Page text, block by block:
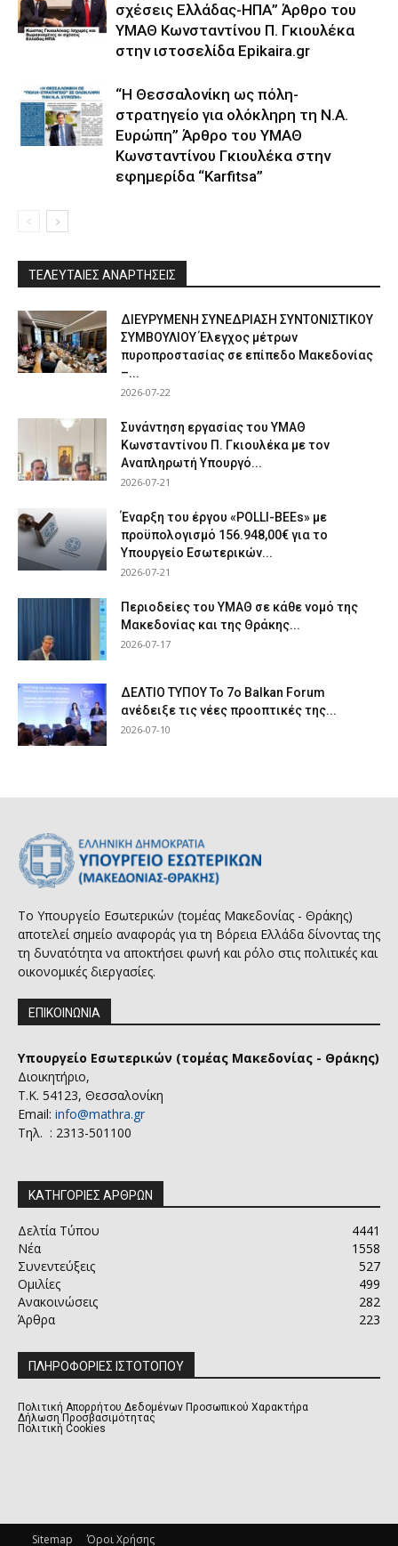
σχέσεις Ελλάδας-ΗΠΑ” Άρθρο του
ΥΜΑΘ Κωνσταντίνου Π. Γκιουλέκα
στην ιστοσελίδα Epikaira.gr
“Η Θεσσαλονίκη ως πόλη-
στρατηγείο για ολόκληρη τη Ν.Α.
Ευρώπη” Άρθρο του ΥΜΑΘ
Κωνσταντίνου Γκιουλέκα στην
εφημερίδα “Karfitsa”
ΤΕΛΕΥΤΑΙΕΣ ΑΝΑΡΤΗΣΕΙΣ
ΔΙΕΥΡΥΜΕΝΗ ΣΥΝΕΔΡΙΑΣΗ ΣΥΝΤΟΝΙΣΤΙΚΟΥ
ΣΥΜΒΟΥΛΙΟΥ Έλεγχος μέτρων
πυροπροστασίας σε επίπεδο Μακεδονίας
–...
2026-07-22
Συνάντηση εργασίας του ΥΜΑΘ
Κωνσταντίνου Π. Γκιουλέκα με τον
Αναπληρωτή Υπουργό...
2026-07-21
Έναρξη του έργου «POLLI-BEEs» με
προϋπολογισμό 156.948,00€ για το
Υπουργείο Εσωτερικών...
2026-07-21
Περιοδείες του ΥΜΑΘ σε κάθε νομό της
Μακεδονίας και της Θράκης...
2026-07-17
ΔΕΛΤΙΟ ΤΥΠΟΥ Το 7ο Balkan Forum
ανέδειξε τις νέες προοπτικές της...
2026-07-10
Το Υπουργείο Εσωτερικών (τομέας Μακεδονίας - Θράκης)
αποτελεί σημείο αναφοράς για τη Βόρεια Ελλάδα δίνοντας της
τη δυνατότητα να αποκτήσει φωνή και ρόλο στις πολιτικές και
οικονομικές διεργασίες.
ΕΠΙΚΟΙΝΩΝΙΑ
Υπουργείο Εσωτερικών (τομέας Μακεδονίας - Θράκης)
Διοικητήριο,
Τ.Κ. 54123, Θεσσαλονίκη
Email: info@mathra.gr
Τηλ. : 2313-501100
ΚΑΤΗΓΟΡΙΕΣ ΑΡΘΡΩΝ
Δελτία Τύπου
4441
Νέα
1558
Συνεντεύξεις
527
Ομιλίες
499
Ανακοινώσεις
282
Άρθρα
223
ΠΛΗΡΟΦΟΡΙΕΣ ΙΣΤΟΤΟΠΟΥ
Πολιτική Απορρήτου Δεδομένων Προσωπικού Χαρακτήρα
Δήλωση Προσβασιμότητας
Πολιτική Cookies
Sitemap Όροι Χρήσης